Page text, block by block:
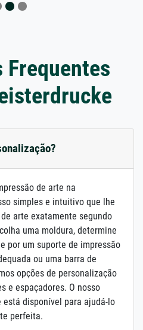
Frequentes
de arte na
simples e intuitivo que lhe
arte exatamente segundo
uma moldura, determine
por um suporte de impressão
ou uma barra de
opções de personalização
e espaçadores. O nosso
disponível para ajudá-lo
perfeita.